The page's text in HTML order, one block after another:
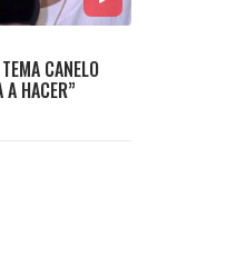
CANELO
A HACER”